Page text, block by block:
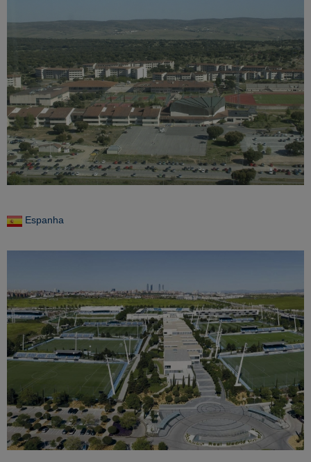
Espanha